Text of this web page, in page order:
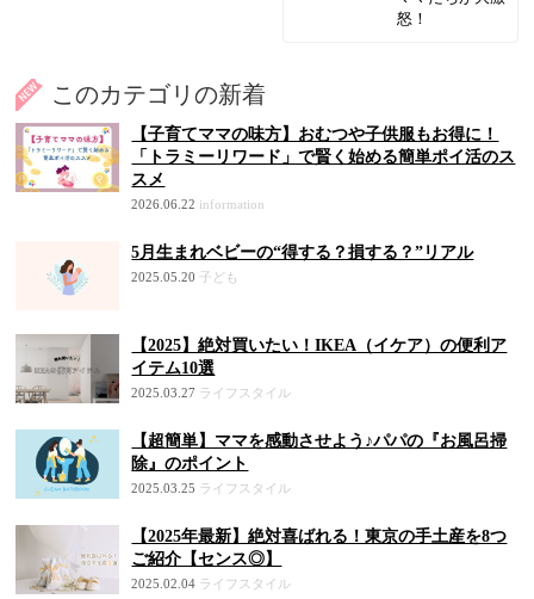
怒！
このカテゴリの新着
【子育てママの味方】おむつや子供服もお得に！
「トラミーリワード」で賢く始める簡単ポイ活のス
スメ
2026.06.22 information
5月生まれベビーの“得する？損する？”リアル
2025.05.20 子ども
【2025】絶対買いたい！IKEA（イケア）の便利ア
イテム10選
2025.03.27 ライフスタイル
【超簡単】ママを感動させよう♪パパの『お風呂掃
除』のポイント
2025.03.25 ライフスタイル
【2025年最新】絶対喜ばれる！東京の手土産を8つ
ご紹介【センス◎】
2025.02.04 ライフスタイル